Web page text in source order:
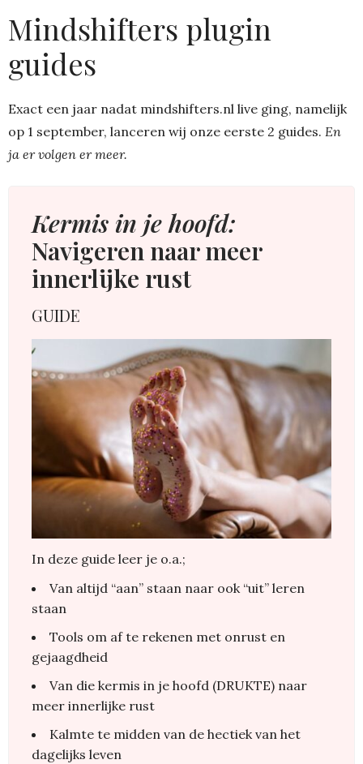
Mindshifters plugin
guides
Exact een jaar nadat mindshifters.nl live ging, namelijk
op 1 september, lanceren wij onze eerste 2 guides. En
ja er volgen er meer.
Kermis in je hoofd:
Navigeren naar meer
innerlijke rust
GUIDE
In deze guide leer je o.a.;
Van altijd “aan” staan naar ook “uit” leren
staan
Tools om af te rekenen met onrust en
gejaagdheid
Van die kermis in je hoofd (DRUKTE) naar
meer innerlijke rust
Kalmte te midden van de hectiek van het
dagelijks leven